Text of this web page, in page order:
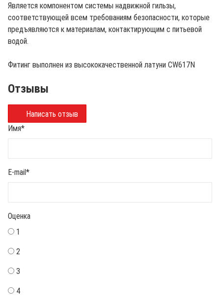
Является компонентом системы надвижной гильзы,
соответствующей всем требованиям безопасности, которые
предъявляются к материалам, контактирующим с питьевой
водой.
Фитинг выполнен из высококачественной латуни CW617N
Отзывы
Написать отзыв
Имя*
E-mail*
Оценка
1
2
3
4